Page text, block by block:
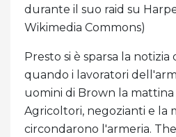
durante il suo raid su
Wikimedia Commons)
Presto si è sparsa la
quando i lavoratori
uomini di Brown la
Agricoltori, negozianti e la
circondarono l'armeria.